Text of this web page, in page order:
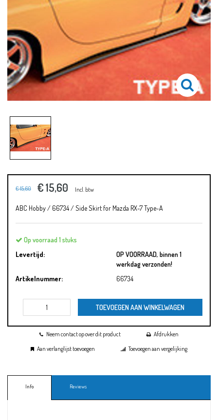
€ 15,60 € 15,60 Incl. btw
ABC Hobby / 66734 / Side Skirt for Mazda RX-7 Type-A
Op voorraad 1 stuks
Levertijd:
OP VOORRAAD, binnen 1
werkdag verzonden!
Artikelnummer:
66734
TOEVOEGEN AAN WINKELWAGEN
Neem contact op over dit product
Afdrukken
Aan verlanglijst toevoegen
Toevoegen aan vergelijking
Info Reviews